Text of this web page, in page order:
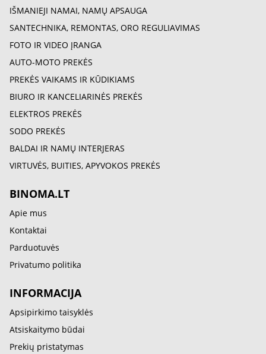
IŠMANIEJI NAMAI, NAMŲ APSAUGA
SANTECHNIKA, REMONTAS, ORO REGULIAVIMAS
FOTO IR VIDEO ĮRANGA
AUTO-MOTO PREKĖS
PREKĖS VAIKAMS IR KŪDIKIAMS
BIURO IR KANCELIARINĖS PREKĖS
ELEKTROS PREKĖS
SODO PREKĖS
BALDAI IR NAMŲ INTERJERAS
VIRTUVĖS, BUITIES, APYVOKOS PREKĖS
BINOMA.LT
Apie mus
Kontaktai
Parduotuvės
Privatumo politika
INFORMACIJA
Apsipirkimo taisyklės
Atsiskaitymo būdai
Prekių pristatymas